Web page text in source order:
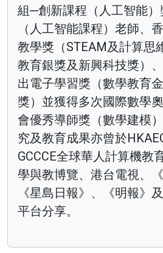
組─創新課程（人工智能）
（人工智能課程）老師、
教學獎（STEAM及計算思
教育銀獎及新興科技獎）
出電子學習獎（數學教育
獎）並獲得多次國際數學
會優秀導師獎（數學建模
究及教育成果亦曾於
GCCCE全球華人計算機教
學與教博覽、港台電視、
《星島日報》、《明報》
平台分享。